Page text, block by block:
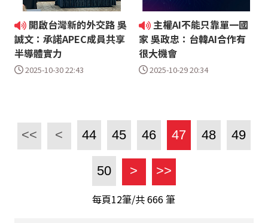
開啟台灣新的外交路 吳
誠文：承諾APEC成員共享
半導體實力
2025-10-30 22:43
主權AI不能只靠單一國
家 吳政忠：台韓AI合作有
很大機會
2025-10-29 20:34
<< < 44 45 46 47 48 49
50 > >>
每頁12筆/共666筆